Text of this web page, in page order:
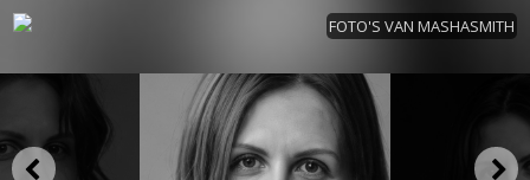
FOTO'S VAN MASHASMITH